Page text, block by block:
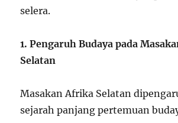
selera.
1. Pengaruh Budaya pada
Selatan
Masakan Afrika Selatan
sejarah panjang pertemuan